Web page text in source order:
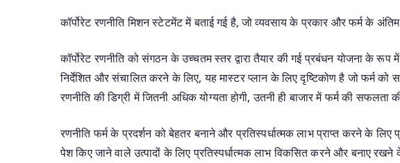
कॉर्पोरेट रणनीति मिशन स्टेटमेंट में बताई गई है, जो व्यवसाय के प्रकार और फर्म के अंतिम
कॉर्पोरेट रणनीति को संगठन के उच्चतम स्तर द्वारा तैयार की गई प्रबंधन योजना के
निर्देशित और संचालित करने के लिए, यह मास्टर प्लान के लिए दृष्टिकोण है जो फर्म को
रणनीति की डिग्री में जितनी अधिक योग्यता होगी, उतनी ही बाजार में फर्म की सफलता
रणनीति फर्म के प्रदर्शन को बेहतर बनाने और प्रतिस्पर्धात्मक लाभ प्राप्त करने के लिए
पेश किए जाने वाले उत्पादों के लिए प्रतिस्पर्धात्मक लाभ विकसित करने और बनाए रखने